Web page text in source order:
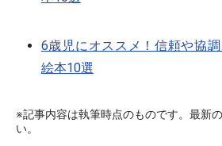
6歳児にオススメ！信頼や協
絵本10選
※記事内容は執筆時点のものです。最新
い。